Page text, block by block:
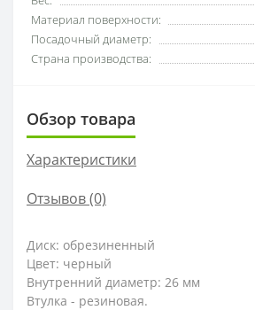
Материал поверхности:
Посадочный диаметр:
Страна производства:
Обзор товара
Характеристики
Отзывов (0)
Диск: обрезиненный
Цвет: черный
Внутренний диаметр: 26 мм
Втулка - резиновая.